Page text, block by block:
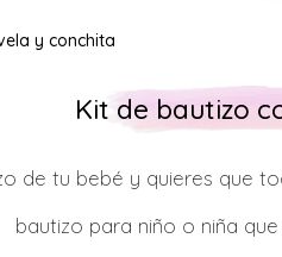
y conchita
Kit de bautizo
de tu bebé y quieres que
bautizo para niño o niña